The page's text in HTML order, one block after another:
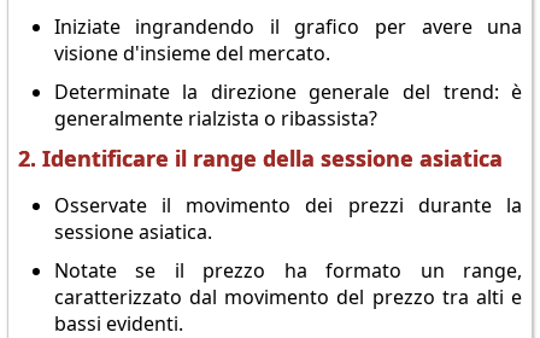
Iniziate ingrandendo il grafico per avere una
visione d'insieme del mercato.
Determinate la direzione generale del trend: è
generalmente rialzista o ribassista?
2. Identificare il range della sessione asiatica
Osservate il movimento dei prezzi durante la
sessione asiatica.
Notate se il prezzo ha formato un range,
caratterizzato dal movimento del prezzo tra alti e
bassi evidenti.